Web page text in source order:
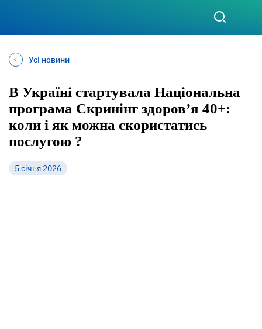
Усі новини
В Україні стартувала Національна
програма Скринінг здоров’я 40+:
коли і як можна скористатись
послугою ?
5 січня 2026